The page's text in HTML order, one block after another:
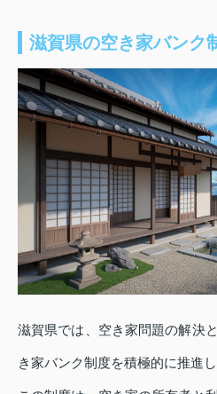
滋賀県の空き家バンク
滋賀県では、空き家問題の解決
き家バンク制度を積極的に推進し